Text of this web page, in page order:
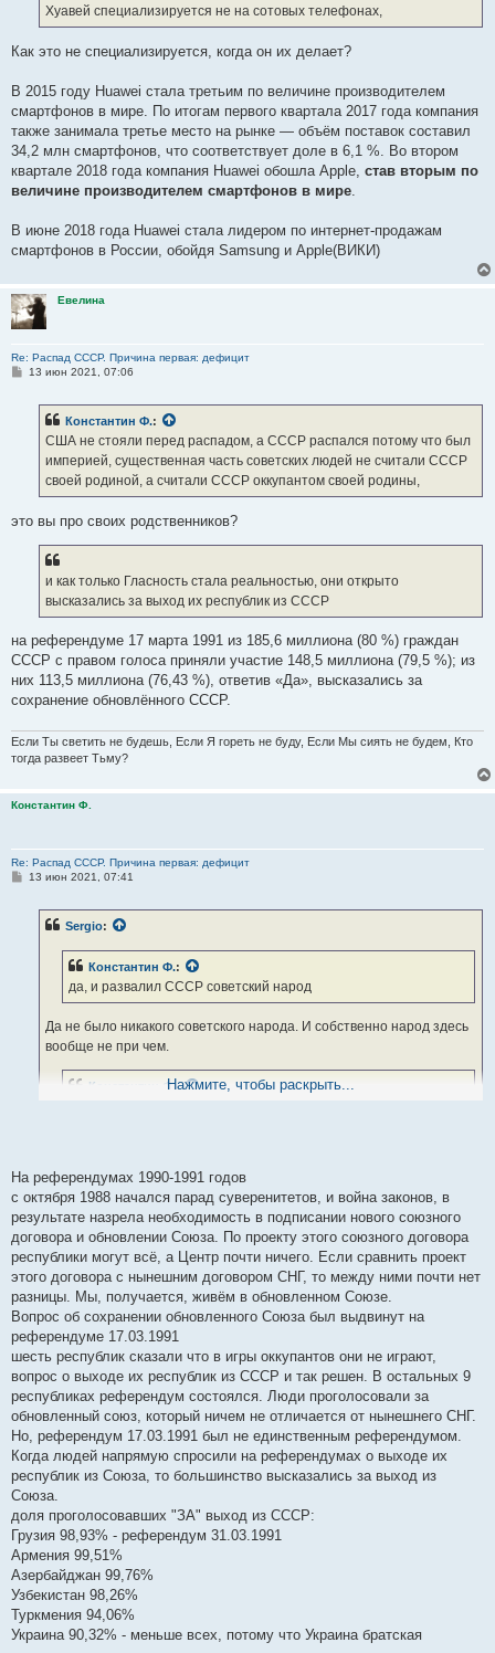
Хуавей специализируется не на сотовых телефонах,
Как это не специализируется, когда он их делает?
В 2015 году Huawei стала третьим по величине производителем
смартфонов в мире. По итогам первого квартала 2017 года компания
также занимала третье место на рынке — объём поставок составил
34,2 млн смартфонов, что соответствует доле в 6,1 %. Во втором
квартале 2018 года компания Huawei обошла Apple, став вторым по
величине производителем смартфонов в мире
В июне 2018 года Huawei стала лидером по интернет-продажам
смартфонов в России, обойдя Samsung и Apple(ВИКИ)
Евелина
Re: Распад СССР. Причина первая: дефицит
С13 июн 2021, 07:06
Константин Ф.:
США не стояли перед распадом, а СССР распался потому что был
империей, существенная часть советских людей не считали СССР
своей родиной, а считали СССР оккупантом своей родины,
это вы про своих родственников?
и как только Гласность стала реальностью, они открыто
высказались за выход их республик из СССР
на референдуме 17 марта 1991 из 185,6 миллиона (80 %) граждан
СССР с правом голоса приняли участие 148,5 миллиона (79,5 %); из
них 113,5 миллиона (76,43 %), ответив «Да», высказались за
сохранение обновлённого СССР.
Если Ты светить не будешь, Если Я гореть не буду, Если Мы сиять не будем, Кто
тогда развеет Тьму?
Константин Ф.
Re: Распад СССР. Причина первая: дефицит
С13 июн 2021, 07:41
Sergio:
Константин Ф.:
да, и развалил СССР советский народ
Да не было никакого советского народа. И собственно народ здесь
вообще не при чем.
Константин Ф.:
Нажмите, чтобы раскрыть...
На референдумах 1990-1991 годов
с октября 1988 начался парад суверенитетов, и война законов, в
результате назрела необходимость в подписании нового союзного
договора и обновлении Союза. По проекту этого союзного договора
республики могут всё, а Центр почти ничего. Если сравнить проект
этого договора с нынешним договором СНГ, то между ними почти нет
разницы. Мы, получается, живём в обновленном Союзе.
Вопрос об сохранении обновленного Союза был выдвинут на
референдуме 17.03.1991
шесть республик сказали что в игры оккупантов они не играют,
вопрос о выходе их республик из СССР и так решен. В остальных 9
республиках референдум состоялся. Люди проголосовали за
обновленный союз, который ничем не отличается от нынешнего СНГ.
Но, референдум 17.03.1991 был не единственным референдумом.
Когда людей напрямую спросили на референдумах о выходе их
республик из Союза, то большинство высказались за выход из
Союза.
доля проголосовавших "ЗА" выход из СССР:
Грузия 98,93% - референдум 31.03.1991
Армения 99,51%
Азербайджан 99,76%
Узбекистан 98,26%
Туркмения 94,06%
Украина 90,32% - меньше всех, потому что Украина братская